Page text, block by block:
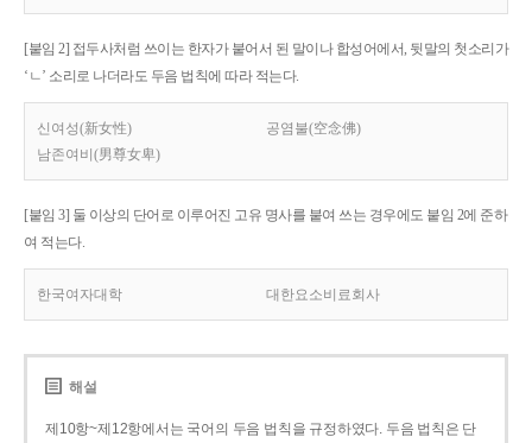
[붙임 2] 접두사처럼 쓰이는 한자가 붙어서 된 말이나 합성어에서, 뒷말의 첫소리가
‘ㄴ’ 소리로 나더라도 두음 법칙에 따라 적는다.
신여성(新女性)
공염불(空念佛)
남존여비(男尊女卑)
[붙임 3] 둘 이상의 단어로 이루어진 고유 명사를 붙여 쓰는 경우에도 붙임 2에 준하
여 적는다.
한국여자대학 대한요소비료회사
해설
제10항~제12항에서는 국어의 두음 법칙을 규정하였다. 두음 법칙은 단